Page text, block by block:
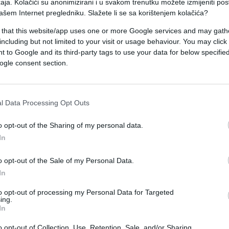
Kolačići su anonimizirani i u svakom trenutku možete izmijeniti
Internet pregledniku. Slažete li se sa korištenjem kolačića?
that this website/app uses one or more Google services and may
but not limited to your visit or usage behaviour. You may
to Google and its third-party tags to use your data for below
consent section.
Data Processing Opt Outs
opt-out of the Sharing of my personal data.
opt-out of the Sale of my Personal Data.
opt-out of processing my Personal Data for Targeted
što smo obnovili neprekidnim radom – potpuno
obnovu i integraciju novih kapaciteta, piše
energije širom zemlje, ostavljajući milione
snabdijevanje kritičnih objekata i stambenih
obnovu termoelektrana.
na linijama fronta za Ukrajine i dalje je jako
žestoke borbe za Pokrovsk te još neka
i poluokruženju ruskih formacija.